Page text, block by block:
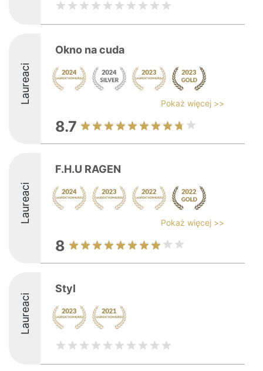
Laureaci
Okno na cuda
Pokaż więcej >>
8.7
Laureaci
F.H.U RAGEN
Pokaż więcej >>
8
Laureaci
Styl